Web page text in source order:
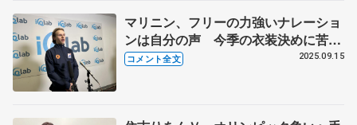
マリニン、フリーの力強いナレーショ
ンは自分の声 今季の衣装決めに苦労
「次の大会までには完成を」 【ロン
コメント全文 2025.09.15